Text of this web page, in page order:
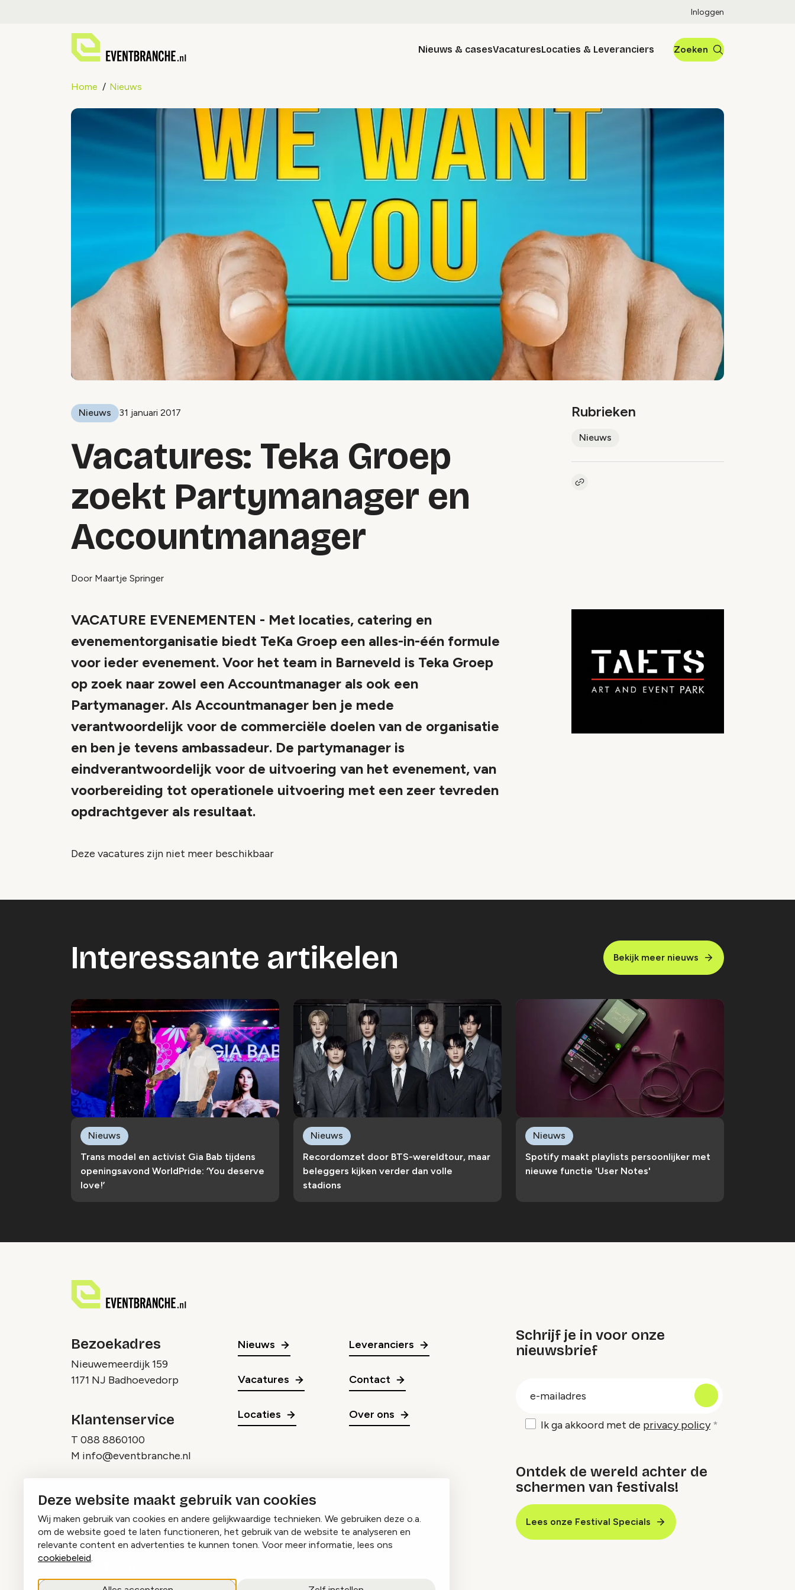
Deze website maakt gebruik van cookies
Wij maken gebruik van cookies en andere gelijkwaardige technieken. We gebruiken deze o.a.
om de website goed te laten functioneren, het gebruik van de website te analyseren en
relevante content en advertenties te kunnen tonen. Voor meer informatie, lees ons
cookiebeleid.
Inloggen
Nieuws & casesVacaturesLocaties & Leveranciers Zoeken
Home Nieuws
Nieuws 31 januari 2017
Vacatures: Teka Groep
zoekt Partymanager en
Accountmanager
Door Maartje Springer
Rubrieken
Nieuws
Kopieer link naar artikel
VACATURE EVENEMENTEN - Met locaties, catering en
evenementorganisatie biedt TeKa Groep een alles-in-één formule
voor ieder evenement. Voor het team in Barneveld is Teka Groep
op zoek naar zowel een Accountmanager als ook een
Partymanager. Als Accountmanager ben je mede
verantwoordelijk voor de commerciële doelen van de organisatie
en ben je tevens ambassadeur. De partymanager is
eindverantwoordelijk voor de uitvoering van het evenement, van
voorbereiding tot operationele uitvoering met een zeer tevreden
opdrachtgever als resultaat.
Deze vacatures zijn niet meer beschikbaar
Interessante artikelen Bekijk meer nieuws
Trans model en activist Gia Bab tijdens
openingsavond WorldPride: ‘You deserve
love!’
Nieuws
Recordomzet door BTS-wereldtour, maar
beleggers kijken verder dan volle
stadions
Nieuws
Spotify maakt playlists persoonlijker met
nieuwe functie 'User Notes'
Nieuws
Bezoekadres
Nieuwemeerdijk 159
1171 NJ Badhoevedorp
Klantenservice
T 088 8860100
M info@eventbranche.nl
Nieuws
Vacatures
Locaties
Leveranciers
Contact
Over ons
Schrijf je in voor onze
nieuwsbrief
Ik ga akkoord met de privacy policy
Ontdek de wereld achter de
schermen van festivals!
Lees onze Festival Specials